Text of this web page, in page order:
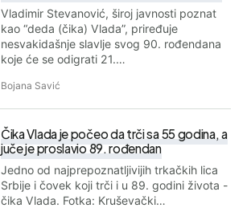
Vladimir Stevanović, široj javnosti poznat
kao “deda (čika) Vlada”, priređuje
nesvakidašnje slavlje svog 90. rođendana
koje će se odigrati 21.…
Bojana Savić
Čika Vlada je počeo da trči sa 55 godina, a
juče je proslavio 89. rođendan
Jedno od najprepoznatljivijih trkačkih lica
Srbije i čovek koji trči i u 89. godini života -
čika Vlada. Fotka: Kruševački…